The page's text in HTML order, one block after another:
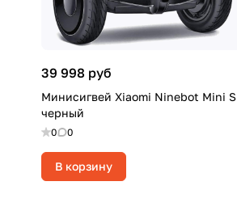
39 998 руб
Минисигвей Xiaomi Ninebot Mini S
черный
0 0
В корзину